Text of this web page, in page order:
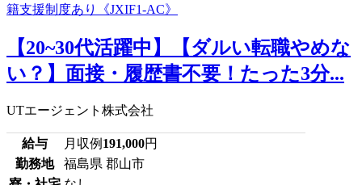
【20~30代活躍中】【ダルい転職やめな
い？】面接・履歴書不要！たった3分...
UTエージェント株式会社
給与 月収例 191,000円
勤務地
福島県 郡山市